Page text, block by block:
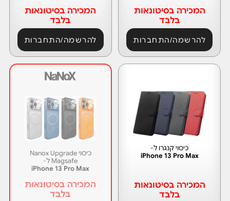
כיסוי Nanox Upgrade
Magsafe ל-
iPhone 13 Pro Max
המכירה בסיטונאות
בלבד
המכירה בסיטונאות
בלבד
להרשמה/התחברות
המכירה בסיטונאות
בלבד
להרשמה/התחברות
כיסוי קנגרו ל-
iPhone 13 Pro Max
המכירה בסיטונאות
בלבד